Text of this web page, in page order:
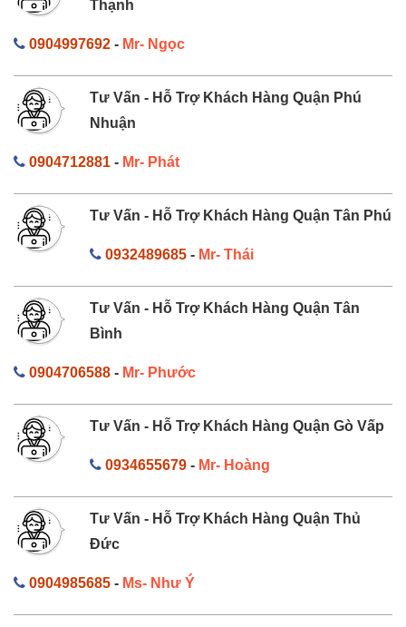
Thạnh
0904997692 - Mr- Ngọc
Tư Vấn - Hỗ Trợ Khách Hàng Quận Phú
Nhuận
0904712881 - Mr- Phát
Tư Vấn - Hỗ Trợ Khách Hàng Quận Tân Phú
0932489685- Mr- Thái
Tư Vấn - Hỗ Trợ Khách Hàng Quận Tân
Bình
0904706588 - Mr- Phước
Tư Vấn - Hỗ Trợ Khách Hàng Quận Gò Vấp
0934655679- Mr- Hoàng
Tư Vấn - Hỗ Trợ Khách Hàng Quận Thủ
Đức
0904985685 - Ms- Như Ý